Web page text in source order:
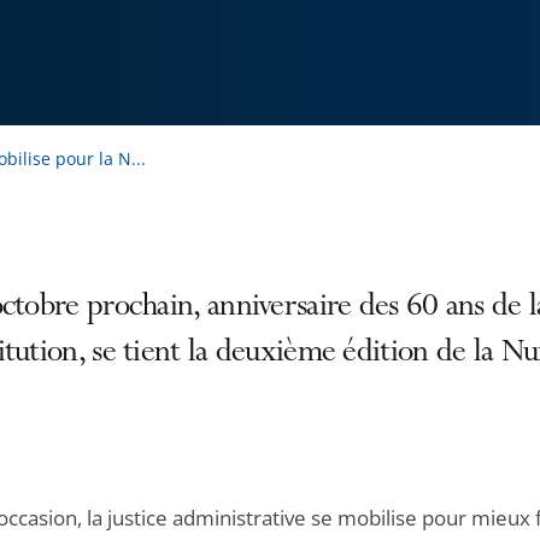
pour la N...
prochain, anniversaire des 60 ans de
se tient la deuxième édition de la
la justice administrative se mobilise pour mieux